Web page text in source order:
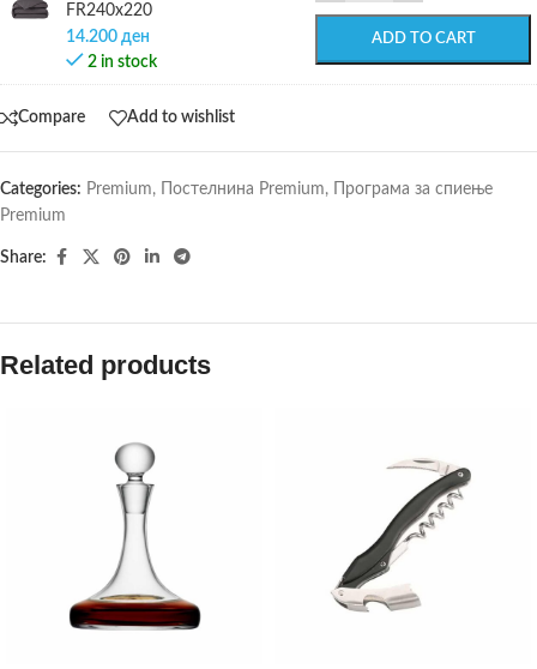
FR240х220
14.200 ден
2 in stock
ADD TO CART
Compare Add to wishlist
Categories: Premium, Постелнина Premium,
Програма за спиење
Premium
Share:
Related products